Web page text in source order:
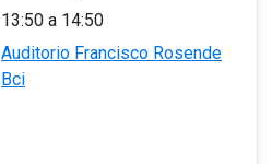
13:50 a 14:50
Auditorio Francisco Rosende
Bci